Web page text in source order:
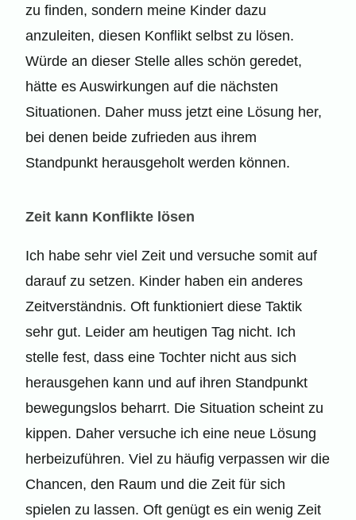
zu finden, sondern meine Kinder dazu
anzuleiten, diesen Konflikt selbst zu lösen.
Würde an dieser Stelle alles schön geredet,
hätte es Auswirkungen auf die nächsten
Situationen. Daher muss jetzt eine Lösung her,
bei denen beide zufrieden aus ihrem
Standpunkt herausgeholt werden können.
Zeit kann Konflikte lösen
Ich habe sehr viel Zeit und versuche somit auf
darauf zu setzen. Kinder haben ein anderes
Zeitverständnis. Oft funktioniert diese Taktik
sehr gut. Leider am heutigen Tag nicht. Ich
stelle fest, dass eine Tochter nicht aus sich
herausgehen kann und auf ihren Standpunkt
bewegungslos beharrt. Die Situation scheint zu
kippen. Daher versuche ich eine neue Lösung
herbeizuführen. Viel zu häufig verpassen wir die
Chancen, den Raum und die Zeit für sich
spielen zu lassen. Oft genügt es ein wenig Zeit